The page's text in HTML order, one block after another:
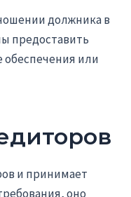
должника в
предоставить
обеспечения или
и принимает
оно